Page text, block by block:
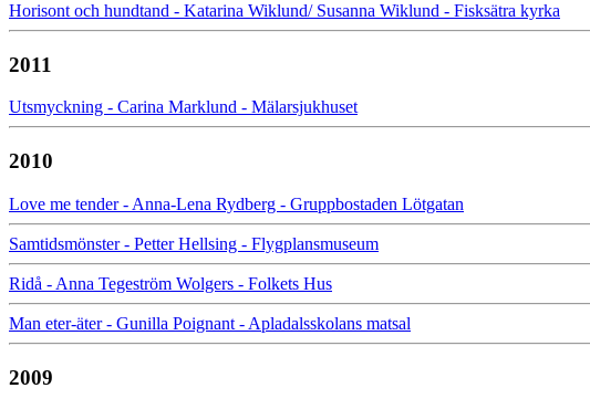
Horisont och hundtand - Katarina Wiklund/ Susanna Wiklund - Fisksätra kyrka
2011
Utsmyckning - Carina Marklund - Mälarsjukhuset
2010
Love me tender - Anna-Lena Rydberg - Gruppbostaden Lötgatan
Samtidsmönster - Petter Hellsing - Flygplansmuseum
Ridå - Anna Tegeström Wolgers - Folkets Hus
Man eter-äter - Gunilla Poignant - Apladalsskolans matsal
2009